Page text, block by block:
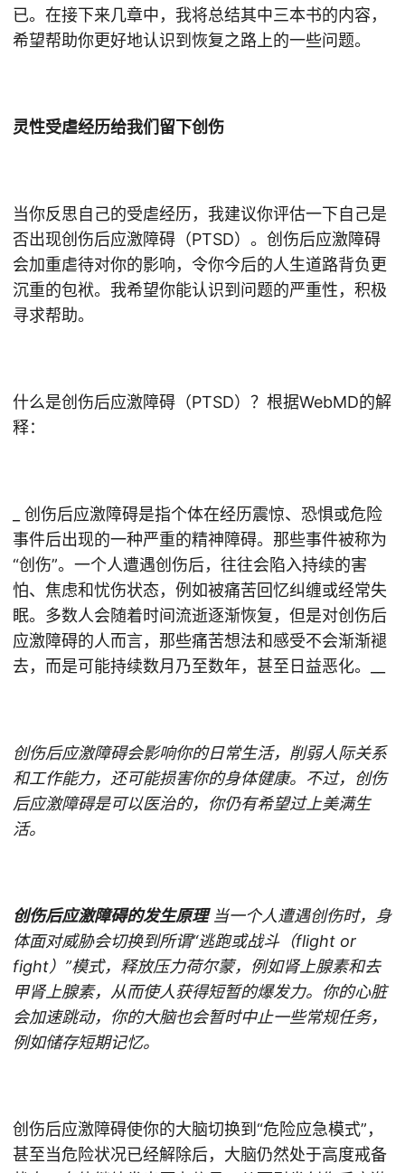
已。在接下来几章中，我将总结其中三本书的内容，
希望帮助你更好地认识到恢复之路上的一些问题。
灵性受虐经历给我们留下创伤
当你反思自己的受虐经历，我建议你评估一下自己是
否出现创伤后应激障碍（PTSD）。创伤后应激障碍
会加重虐待对你的影响，令你今后的人生道路背负更
沉重的包袱。我希望你能认识到问题的严重性，积极
寻求帮助。
什么是创伤后应激障碍（PTSD）？根据WebMD的解
释：
_ 创伤后应激障碍是指个体在经历震惊、恐惧或危险
事件后出现的一种严重的精神障碍。那些事件被称为
“创伤”。一个人遭遇创伤后，往往会陷入持续的害
怕、焦虑和忧伤状态，例如被痛苦回忆纠缠或经常失
眠。多数人会随着时间流逝逐渐恢复，但是对创伤后
应激障碍的人而言，那些痛苦想法和感受不会渐渐褪
去，而是可能持续数月乃至数年，甚至日益恶化。__
创伤后应激障碍会影响你的日常生活，削弱人际关系
和工作能力，还可能损害你的身体健康。不过，创伤
后应激障碍是可以医治的，你仍有希望过上美满生
活。
创伤后应激障碍的发生原理当一个人遭遇创伤时，身
体面对威胁会切换到所谓“逃跑或战斗（flight or
fight）”模式，释放压力荷尔蒙，例如肾上腺素和去
甲肾上腺素，从而使人获得短暂的爆发力。你的心脏
会加速跳动，你的大脑也会暂时中止一些常规任务，
例如储存短期记忆。
创伤后应激障碍使你的大脑切换到“危险应急模式”，
甚至当危险状况已经解除后，大脑仍然处于高度戒备